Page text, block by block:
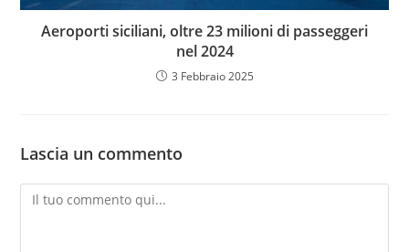
Aeroporti siciliani, oltre 23 milioni di passeggeri
nel 2024
3 Febbraio 2025
Lascia un commento